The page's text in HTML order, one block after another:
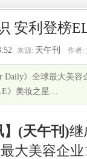
安利登榜
来源: 天午刊 作者:
Daily》全球最大美
》美妆之星…
】(天午刊)继
大美容企